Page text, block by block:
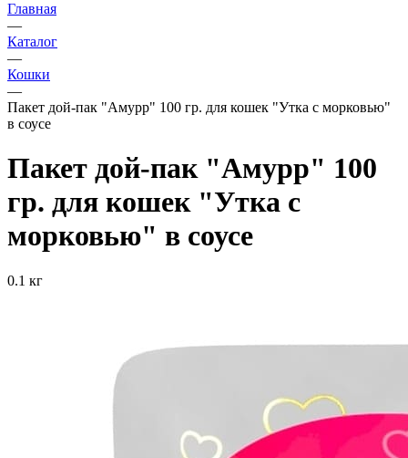
Главная
—
Каталог
—
Кошки
—
Пакет дой-пак "Амурр" 100 гр. для кошек "Утка с морковью"
в соусе
Пакет дой-пак "Амурр" 100
гр. для кошек "Утка с
морковью" в соусе
0.1 кг